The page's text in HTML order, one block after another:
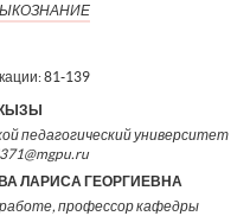
81-139
педагогический университет
ЛАРИСА ГЕОРГИЕВНА
профессор кафедры